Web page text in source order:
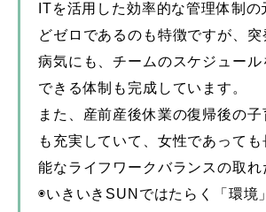
ITを活用した効率的な管理体制
どゼロであるのも特徴ですが、
病気にも、チームのスケジュー
できる体制も完成しています。
また、産前産後休業の復帰後の子
も充実していて、女性であって
能なライフワークバランスの取れ
◉いきいきSUNではたらく「環境